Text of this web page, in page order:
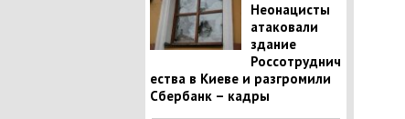
Неонацисты
атаковали
здание
Россотруднич
ества в Киеве и разгромили
Сбербанк – кадры